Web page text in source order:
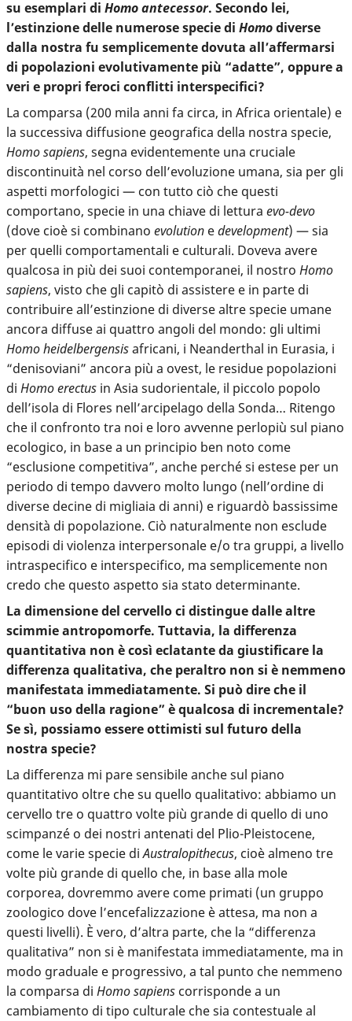
su esemplari di Homo antecessor. Secondo lei,
l’estinzione delle numerose specie di Homodiverse
dalla nostra fu semplicemente dovuta all’affermarsi
di popolazioni evolutivamente più “adatte”, oppure a
veri e propri feroci conflitti interspecifici?
La comparsa (200 mila anni fa circa, in Africa orientale) e
la successiva diffusione geografica della nostra specie,
Homo sapiens, segna evidentemente una cruciale
discontinuità nel corso dell’evoluzione umana, sia per gli
aspetti morfologici — con tutto ciò che questi
comportano, specie in una chiave di lettura evo-devo
(dove cioè si combinano evolution edevelopment) — sia
per quelli comportamentali e culturali. Doveva avere
qualcosa in più dei suoi contemporanei, il nostro Homo
sapiens, visto che gli capitò di assistere e in parte di
contribuire all’estinzione di diverse altre specie umane
ancora diffuse ai quattro angoli del mondo: gli ultimi
Homo heidelbergensisafricani, i Neanderthal in Eurasia, i
“denisoviani” ancora più a ovest, le residue popolazioni
di Homo erectus in Asia sudorientale, il piccolo popolo
dell’isola di Flores nell’arcipelago della Sonda… Ritengo
che il confronto tra noi e loro avvenne perlopiù sul piano
ecologico, in base a un principio ben noto come
“esclusione competitiva”, anche perché si estese per un
periodo di tempo davvero molto lungo (nell’ordine di
diverse decine di migliaia di anni) e riguardò bassissime
densità di popolazione. Ciò naturalmente non esclude
episodi di violenza interpersonale e/o tra gruppi, a livello
intraspecifico e interspecifico, ma semplicemente non
credo che questo aspetto sia stato determinante.
La dimensione del cervello ci distingue dalle altre
scimmie antropomorfe. Tuttavia, la differenza
quantitativa non è così eclatante da giustificare la
differenza qualitativa, che peraltro non si è nemmeno
manifestata immediatamente. Si può dire che il
“buon uso della ragione” è qualcosa di incrementale?
Se sì, possiamo essere ottimisti sul futuro della
nostra specie?
La differenza mi pare sensibile anche sul piano
quantitativo oltre che su quello qualitativo: abbiamo un
cervello tre o quattro volte più grande di quello di uno
scimpanzé o dei nostri antenati del Plio-Pleistocene,
come le varie specie diAustralopithecus, cioè almeno tre
volte più grande di quello che, in base alla mole
corporea, dovremmo avere come primati (un gruppo
zoologico dove l’encefalizzazione è attesa, ma non a
questi livelli). È vero, d’altra parte, che la “differenza
qualitativa” non si è manifestata immediatamente, ma in
modo graduale e progressivo, a tal punto che nemmeno
la comparsa di Homo sapiens corrisponde a un
cambiamento di tipo culturale che sia contestuale al